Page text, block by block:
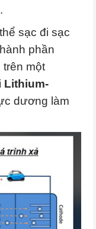
sạc đi sạc
phần
một
Lithium-
dương làm